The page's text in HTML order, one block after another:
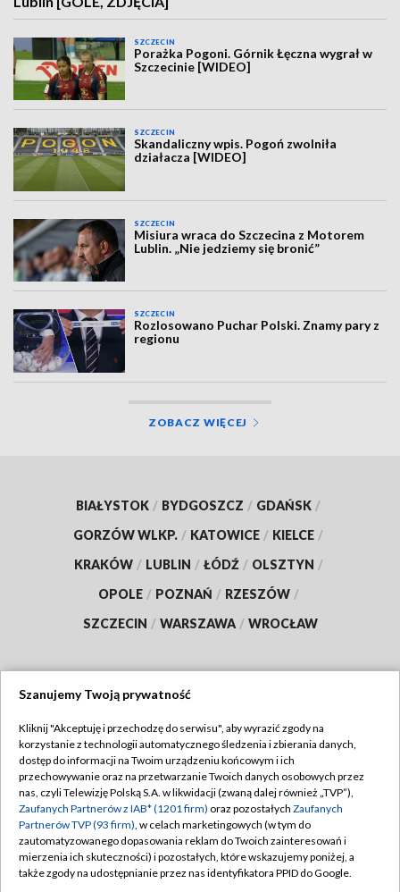
SZCZECIN
Porażka Pogoni. Górnik Łęczna wygrał w
Szczecinie [WIDEO]
SZCZECIN
Skandaliczny wpis. Pogoń zwolniła
działacza [WIDEO]
SZCZECIN
Misiura wraca do Szczecina z Motorem
Lublin. „Nie jedziemy się bronić”
SZCZECIN
Rozlosowano Puchar Polski. Znamy pary z
regionu
ZOBACZ WIĘCEJ
BIAŁYSTOK / BYDGOSZCZ / GDAŃSK /
GORZÓW WLKP. / KATOWICE / KIELCE /
KRAKÓW / LUBLIN / ŁÓDŹ / OLSZTYN /
OPOLE / POZNAŃ / RZESZÓW /
SZCZECIN / WARSZAWA / WROCŁAW
TVP
Abonament TVP
Emisja w TVP
Centrum informacji TVP
Naziemna Telewizja Cyfrowa
Regulamin TVP
Polityka prywatności
Moje zgody
Pomoc
Szanujemy Twoją prywatność
Kliknij "Akceptuję i przechodzę do serwisu", aby wyrazić zgody na
korzystanie z technologii automatycznego śledzenia i zbierania danych,
dostęp do informacji na Twoim urządzeniu końcowym i ich
przechowywanie oraz na przetwarzanie Twoich danych osobowych przez
nas, czyli Telewizję Polską S.A. w likwidacji (zwaną dalej również „TVP”),
Zaufanych Partnerów z IAB* (1201 firm) oraz pozostałych Zaufanych
Partnerów TVP (93 firm), w celach marketingowych (w tym do
zautomatyzowanego dopasowania reklam do Twoich zainteresowań i
mierzenia ich skuteczności) i pozostałych, które wskazujemy poniżej, a
także zgody na udostępnianie przez nas identyfikatora PPID do Google.